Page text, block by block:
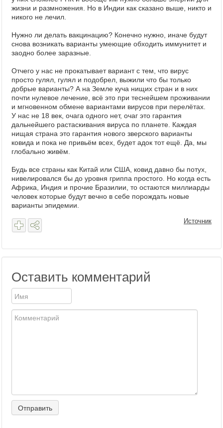
жизни и размножения. Но в Индии как сказано выше, никто и
никого не лечил.
Нужно ли делать вакцинацию? Конечно нужно, иначе будут
снова возникать варианты умеющие обходить иммунитет и
заодно более заразные.
Отчего у нас не прокатывает вариант с тем, что вирус
просто гулял, гулял и подобрел, выжили что бы только
добрые варианты? А на Земле куча нищих стран и в них
почти нулевое лечение, всё это при теснейшем проживании
и мгновенном обмене вариантами вирусов при перелётах.
У нас не 18 век, очага одного нет, очаг это гарантия
дальнейшего растаскивания вируса по планете. Каждая
нищая страна это гарантия нового зверского варианты
ковида и пока не привьём всех, будет адок тот ещё. Да, мы
глобально живём.
Будь все страны как Китай или США, ковид давно бы потух,
нивелировался бы до уровня гриппа простого. Но когда есть
Африка, Индия и прочие Бразилии, то остаются миллиарды
человек которые будут вечно в себе порождать новые
варианты эпидемии.
Источник
Оставить комментарий